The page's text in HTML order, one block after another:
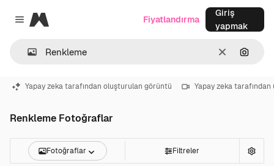
Close menu
Magnific
Temizlemek
Fiyatlandırma
Giriş
yapmak
Yapay zeka tarafından oluşturulan görüntü Yapay zeka
Renkleme Fotoğraflar
Fotoğraflar Filtreler